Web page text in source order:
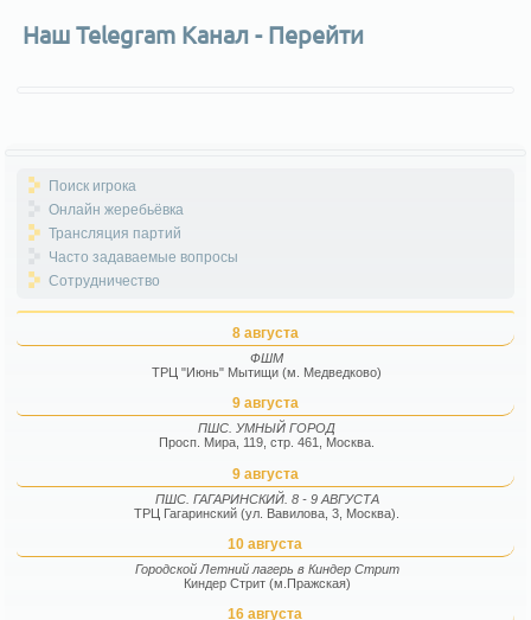
Наш Telegram Канал - Перейти
Поиск игрока
Онлайн жеребьёвка
Трансляция партий
Часто задаваемые вопросы
Сотрудничество
8 августа
ФШМ
ТРЦ "Июнь" Мытищи (м. Медведково)
9 августа
ПШС. УМНЫЙ ГОРОД
Просп. Мира, 119, стр. 461, Москва.
9 августа
ПШС. ГАГАРИНСКИЙ. 8 - 9 АВГУСТА
ТРЦ Гагаринский (ул. Вавилова, 3, Москва).
10 августа
Городской Летний лагерь в Киндер Стрит
Киндер Стрит (м.Пражская)
16 августа